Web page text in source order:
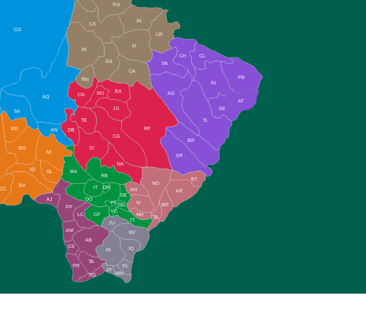
CO
AQ
MI
AN
CX
RI
AL
CR
FI
SG
BA
CA
PA
CH CL
PB
SE
TL
AG
BR
SR
BT
AR
RP
RO
JG
CG
SI
NA
TA
NH
JT
RB
MA
IT
DR
DO
CP
JU
NV
IQ
EL
BD
BO
NI
JD
BV
CC
PP
AJ
LC
AM
AB
JP
DB
TE
CS
PR
TA
SQ
IG
MN
IN
NO
BP
RN
CN
GL
AN
IV
FS
VC
GD
DE
AT
PG